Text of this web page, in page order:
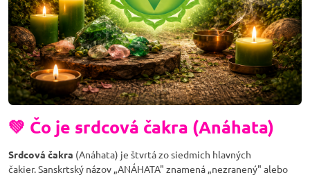
💚 Čo je srdcová čakra (Anáhata)
Srdcová čakra (Anáhata) je štvrtá zo siedmich hlavných
čakier. Sanskrtský názov „ANÁHATA" znamená „nezranený" alebo